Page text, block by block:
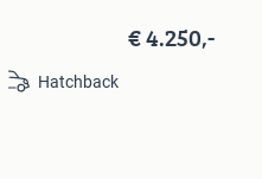
€ 4.250,-
Hatchback